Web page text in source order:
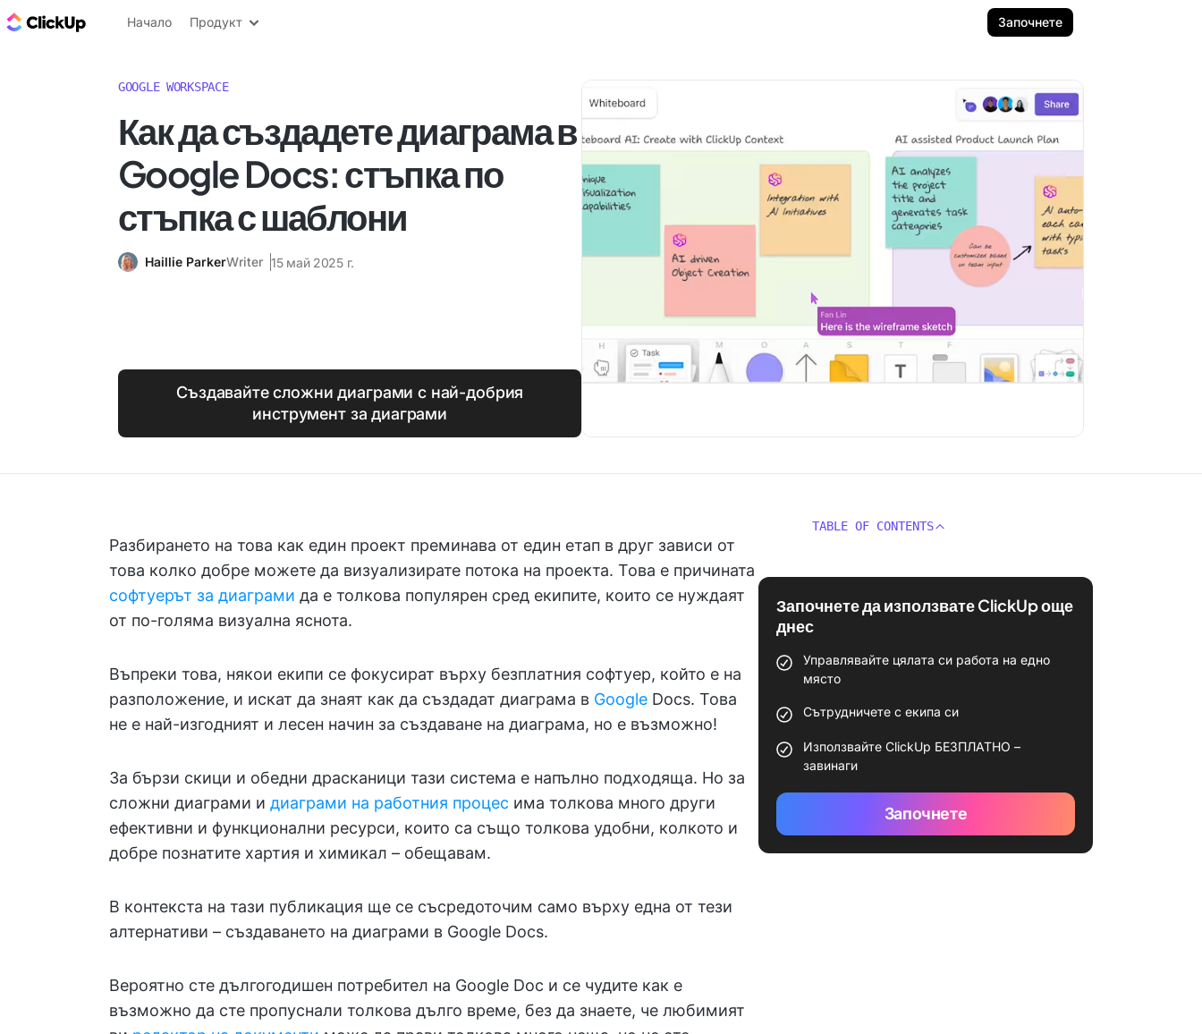
ClickUp блог
Начало Продукт Започнете
GOOGLE WORKSPACE
Как да създадете диаграма в
Google Docs: стъпка по
стъпка с шаблони
Haillie ParkerWriter 15 май 2025 г.
Създавайте сложни диаграми с най-добрия
инструмент за диаграми
Разбирането на това как един проект преминава от един етап в друг зависи от
това колко добре можете да визуализирате потока на проекта. Това е причината
софтуерът за диаграми да е толкова популярен сред екипите, които се нуждаят
от по-голяма визуална яснота.
Въпреки това, някои екипи се фокусират върху безплатния софтуер, който е на
разположение, и искат да знаят как да създадат диаграма в Google Docs. Това
не е най-изгодният и лесен начин за създаване на диаграма, но е възможно!
За бързи скици и обедни драсканици тази система е напълно подходяща. Но за
сложни диаграми и диаграми на работния процес има толкова много други
ефективни и функционални ресурси, които са също толкова удобни, колкото и
добре познатите хартия и химикал – обещавам.
В контекста на тази публикация ще се съсредоточим само върху една от тези
алтернативи – създаването на диаграми в Google Docs.
Вероятно сте дългогодишен потребител на Google Doc и се чудите как е
възможно да сте пропуснали толкова дълго време, без да знаете, че любимият
TABLE OF CONTENTS
Започнете да използвате ClickUp още
днес
Управлявайте цялата си работа на едно
място
Сътрудничете с екипа си
Използвайте ClickUp БЕЗПЛАТНО –
завинаги
Започнете